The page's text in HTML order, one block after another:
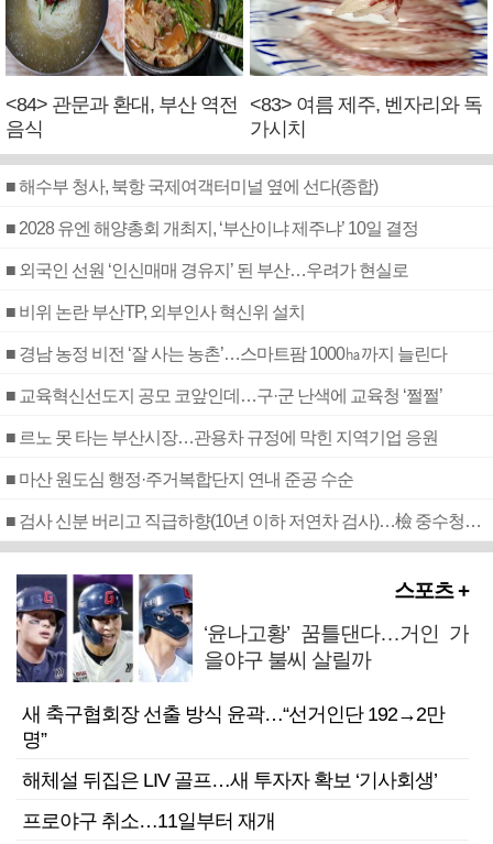
<84> 관문과 환대, 부산 역전
음식
<83> 여름 제주, 벤자리와 독
가시치
■ 해수부 청사, 북항 국제여객터미널 옆에 선다(종합)
■ 2028 유엔 해양총회 개최지, ‘부산이냐 제주냐’ 10일 결정
■ 외국인 선원 ‘인신매매 경유지’ 된 부산…우려가 현실로
■ 비위 논란 부산TP, 외부인사 혁신위 설치
■ 경남 농정 비전 ‘잘 사는 농촌’…스마트팜 1000㏊까지 늘린다
■ 교육혁신선도지 공모 코앞인데…구·군 난색에 교육청 ‘쩔쩔’
■ 르노 못 타는 부산시장…관용차 규정에 막힌 지역기업 응원
■ 마산 원도심 행정·주거복합단지 연내 준공 수순
■ 검사 신분 버리고 직급하향(10년 이하 저연차 검사)…檢 중수청행 기피
스포츠 +
‘윤나고황’ 꿈틀댄다…거인 가
을야구 불씨 살릴까
새 축구협회장 선출 방식 윤곽…“선거인단 192→2만
명”
해체설 뒤집은 LIV 골프…새 투자자 확보 ‘기사회생’
프로야구 취소…11일부터 재개